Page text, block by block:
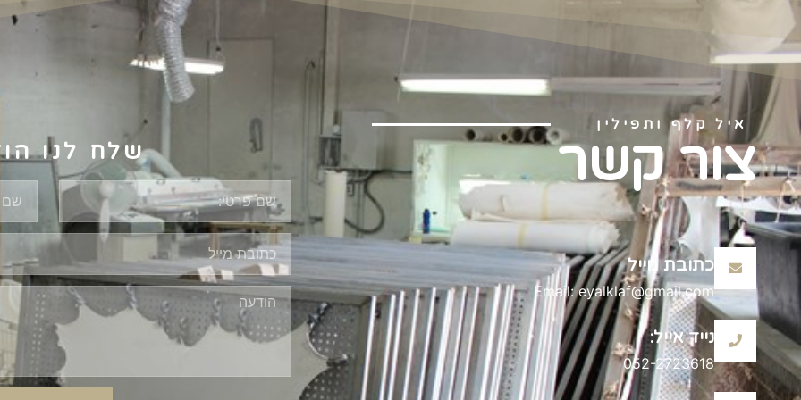
איל קלף ותפילין
צור קשר
כתובת מייל
Email: eyalklaf@gmail.com
נייד אייל:
052-2723618
שלח לנו